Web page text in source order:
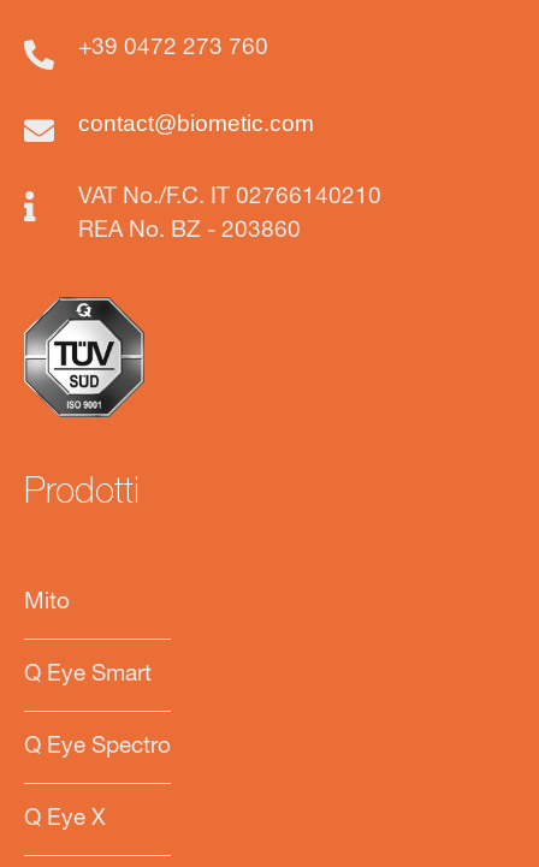
+39 0472 273 760
contact@biometic.com
VAT No./F.C. IT 02766140210
REA No. BZ - 203860
Prodotti
Mito
Q Eye Smart
Q Eye Spectro
Q Eye X